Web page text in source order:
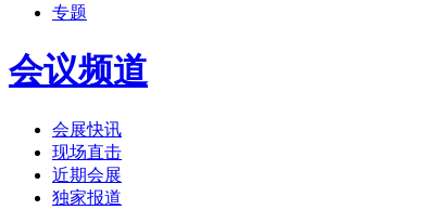
专题
会议频道
会展快讯
现场直击
近期会展
独家报道